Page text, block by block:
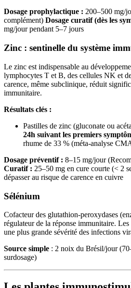
Dosage prophylactique : 200–500 mg/
complément) Dosage curatif (dès les
mg/jour pendant 5–7 jours
Zinc : sentinelle du système
Le zinc est indispensable au
lymphocytes T et B, des cellules NK et
carence, même subclinique, réduit
immunitaire.
Résultats clés :
Pastilles de zinc (gluconate ou
24h suivant les premiers
rhume de 33 % (méta-analyse
Dosage préventif : 8–15 mg/jour
Curatif : 25–50 mg en cure courte (< 2
dépasser au risque de carence en cuivre
Sélénium
Cofacteur des glutathion-peroxydases
régulateur de la réponse immunitaire. Les
une plus grande sévérité des infections
Source simple : 2 noix du Brésil/jour
surdosage)